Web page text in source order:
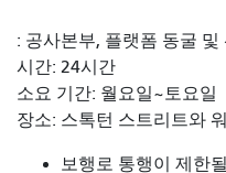
: 공사본부, 플랫폼 동굴 및
시간: 24시간
소요 기간: 월요일~토요일
장소: 스톡턴 스트리트와
보행로 통행이 제한